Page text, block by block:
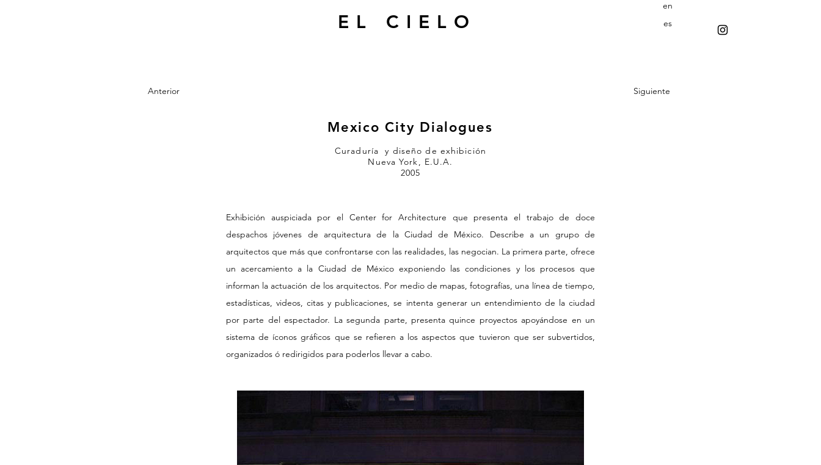
EL CIELO es
en
Anterior Siguiente
Mexico City Dialogues
Curaduría y diseño de exhibición
Nueva York, E.U.A.
2005
Exhibición auspiciada por el Center for Architecture que presenta el trabajo de doce
despachos jóvenes de arquitectura de la Ciudad de México. Describe a un grupo de
arquitectos que más que confrontarse con las realidades, las negocian. La primera parte, ofrece
un acercamiento a la Ciudad de México exponiendo las condiciones y los procesos que
informan la actuación de los arquitectos. Por medio de mapas, fotografías, una línea de tiempo,
estadísticas, videos, citas y publicaciones, se intenta generar un entendimiento de la ciudad
por parte del espectador. La segunda parte, presenta quince proyectos apoyándose en un
sistema de íconos gráficos que se refieren a los aspectos que tuvieron que ser subvertidos,
organizados ó redirigidos para poderlos llevar a cabo.